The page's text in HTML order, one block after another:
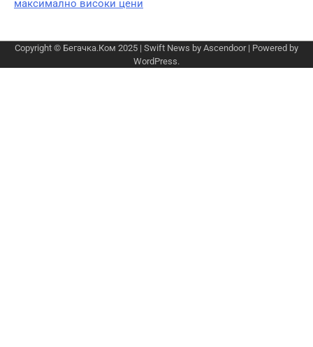
максимално високи цени
Copyright © Бегачка.Ком 2025 | Swift News by Ascendoor| Powered by
WordPress.